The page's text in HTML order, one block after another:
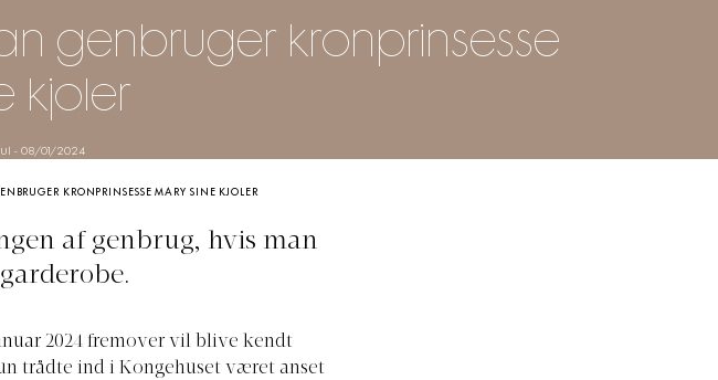
genbruger kronprinsesse
kjoler
- 08/01/2024
KRONPRINSESSE MARY SINE KJOLER
af genbrug, hvis man
2024 fremover vil blive kendt
trådte ind i Kongehuset været anset